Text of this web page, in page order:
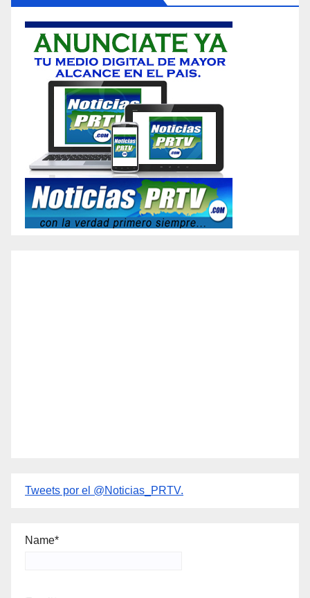
Tweets por el @Noticias_PRTV.
Name*